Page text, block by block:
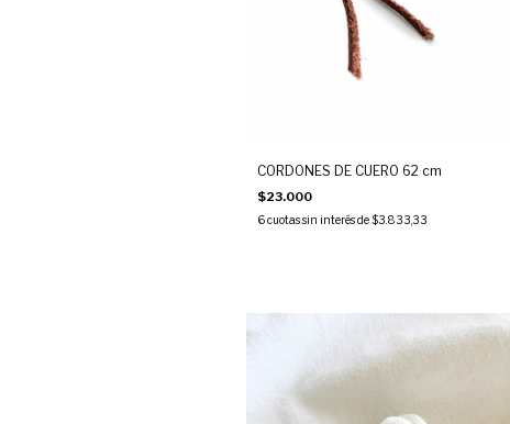
CORDONES DE CUERO 62 cm
$23.000
6cuotas sin interés de$3.833,33